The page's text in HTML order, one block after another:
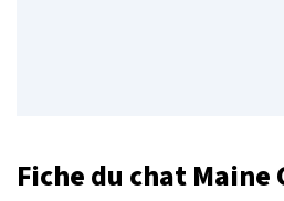
Fiche du chat Maine